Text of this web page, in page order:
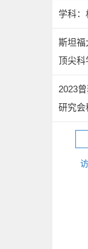
学科：
斯坦福
顶尖科
2023
研究会